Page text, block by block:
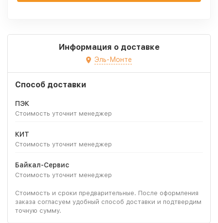
Информация о доставке
Эль-Монте
Способ доставки
ПЭК
Стоимость уточнит менеджер
КИТ
Стоимость уточнит менеджер
Байкал-Сервис
Стоимость уточнит менеджер
Стоимость и сроки предварительные. После оформления
заказа согласуем удобный способ доставки и подтвердим
точную сумму.